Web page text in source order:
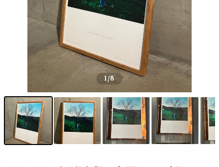
1/8